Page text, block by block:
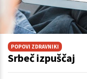
POPOVI ZDRAVNIKI
Srbeč izpuščaj